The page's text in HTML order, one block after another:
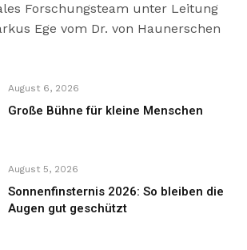
Forschungsteam unter Leitung
Ege vom Dr. von Haunerschen
August 6, 2026
Große Bühne für kleine Menschen
August 5, 2026
Sonnenfinsternis 2026: So bleiben die
Augen gut geschützt